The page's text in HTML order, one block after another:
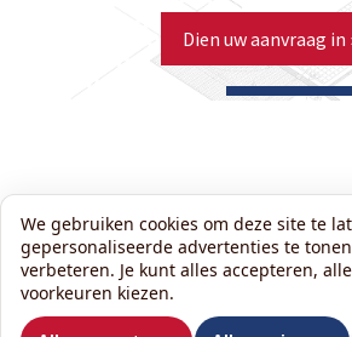
Dien uw aanvraag in
We gebruiken cookies om deze site te
gepersonaliseerde advertenties te
verbeteren. Je kunt alles accepteren,
voorkeuren kiezen.